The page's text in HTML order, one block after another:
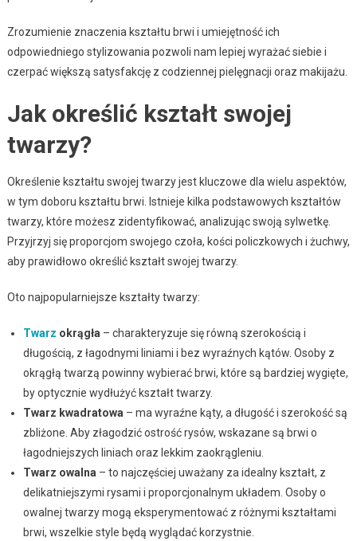
Zrozumienie znaczenia kształtu brwi i umiejętność ich
odpowiedniego stylizowania pozwoli nam lepiej wyrażać siebie i
czerpać większą satysfakcję z codziennej pielęgnacji oraz makijażu.
Jak określić kształt swojej
twarzy?
Określenie kształtu swojej twarzy jest kluczowe dla wielu aspektów,
w tym doboru kształtu brwi. Istnieje kilka podstawowych kształtów
twarzy, które możesz zidentyfikować, analizując swoją sylwetkę.
Przyjrzyj się proporcjom swojego czoła, kości policzkowych i żuchwy,
aby prawidłowo określić kształt swojej twarzy.
Oto najpopularniejsze kształty twarzy:
Twarz okrągła – charakteryzuje się równą szerokością i
długością, z łagodnymi liniami i bez wyraźnych kątów. Osoby z
okrągłą twarzą powinny wybierać brwi, które są bardziej wygięte,
by optycznie wydłużyć kształt twarzy.
Twarz kwadratowa – ma wyraźne kąty, a długość i szerokość są
zbliżone. Aby złagodzić ostrość rysów, wskazane są brwi o
łagodniejszych liniach oraz lekkim zaokrągleniu.
Twarz owalna – to najczęściej uważany za idealny kształt, z
delikatniejszymi rysami i proporcjonalnym układem. Osoby o
owalnej twarzy mogą eksperymentować z różnymi kształtami
brwi, wszelkie style będą wyglądać korzystnie.